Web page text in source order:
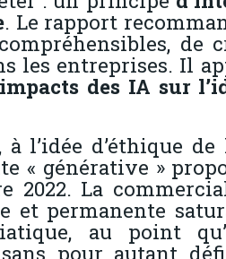
. Le rapport
de
les entreprises. Il
des IA sur
l’idée d’éthique
« générative »
2022. La
et permanente
au point
pour autant